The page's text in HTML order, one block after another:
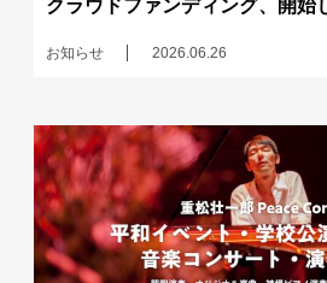
クラウドファンディング、開始
お知らせ 2026.06.26